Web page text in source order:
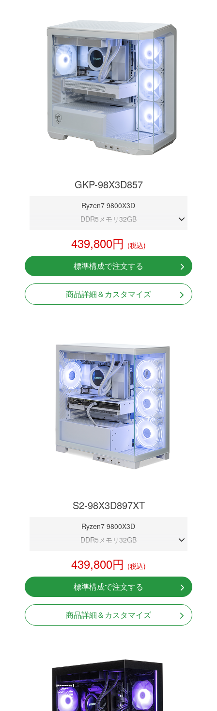
GKP-98X3D857
Ryzen7 9800X3D
DDR5メモリ32GB
NVMeSSD 1TB
無線LAN Bluetooth対応
Windows11 Home 64bit
439,800円 (税込)
標準構成で注文する
商品詳細＆カスタマイズ
S2-98X3D897XT
Ryzen7 9800X3D
DDR5メモリ32GB
NVMeSSD 1TB
無線LAN Bluetooth対応
Windows11 Home 64bit
439,800円 (税込)
標準構成で注文する
商品詳細＆カスタマイズ